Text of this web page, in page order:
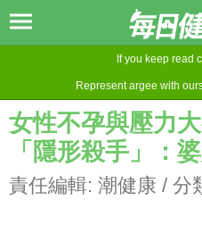
If you keep read
Represent argee with
女性不孕與壓力
「隱形殺手」：
責任編輯: 潮健康 / 分